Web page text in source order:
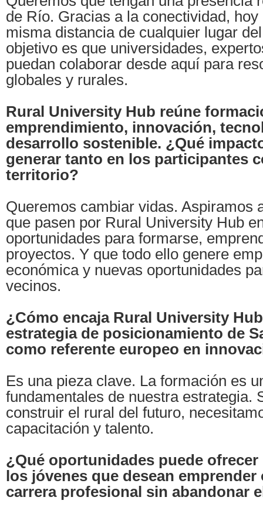
de Río. Gracias a la conectividad,
misma distancia de cualquier lugar
objetivo es que universidades,
puedan colaborar desde aquí para
globales y rurales.
Rural University Hub reúne
emprendimiento, innovación,
desarrollo sostenible. ¿Qué
generar tanto en los participantes
territorio?
Queremos cambiar vidas. Aspiramos
que pasen por Rural University Hub
oportunidades para formarse,
proyectos. Y que todo ello genere
económica y nuevas oportunidades
vecinos.
¿Cómo encaja Rural University
estrategia de posicionamiento de
como referente europeo en
Es una pieza clave. La formación es
fundamentales de nuestra estrategia.
construir el rural del futuro,
capacitación y talento.
¿Qué oportunidades puede
los jóvenes que desean
carrera profesional sin abandonar